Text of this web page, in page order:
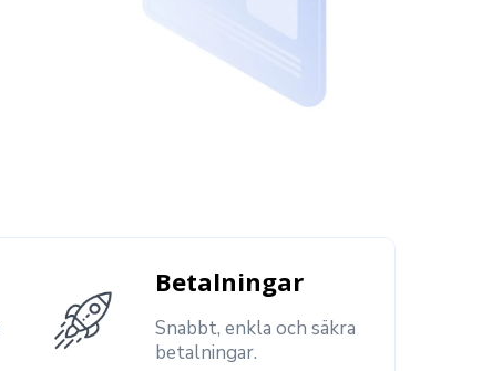
Betalningar
Snabbt, enkla och säkra
betalningar.